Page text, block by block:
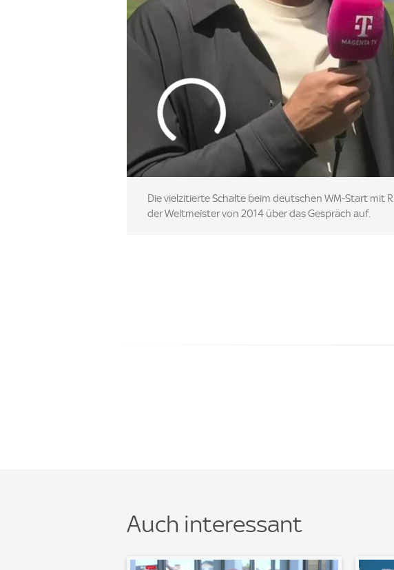
Die vielzitierte Schalte beim deutschen WM-Start mit
der Weltmeister von 2014 über das Gespräch auf.
Auch interessant